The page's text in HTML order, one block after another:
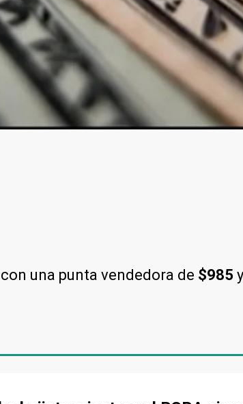
una punta vendedora de $985